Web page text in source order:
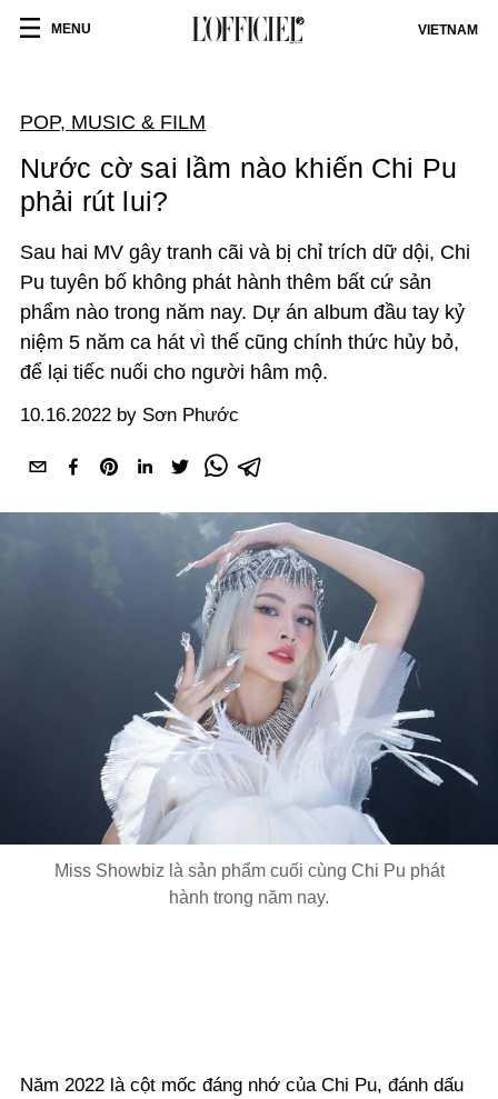
MENU VIETNAM
POP, MUSIC & FILM
Nước cờ sai lầm nào khiến Chi Pu
phải rút lui?
Sau hai MV gây tranh cãi và bị chỉ trích dữ dội, Chi
Pu tuyên bố không phát hành thêm bất cứ sản
phẩm nào trong năm nay. Dự án album đầu tay kỷ
niệm 5 năm ca hát vì thế cũng chính thức hủy bỏ,
để lại tiếc nuối cho người hâm mộ.
10.16.2022 by Sơn Phước
Miss Showbiz là sản phẩm cuối cùng Chi Pu phát
hành trong năm nay.
Năm 2022 là cột mốc đáng nhớ của Chi Pu, đánh dấu